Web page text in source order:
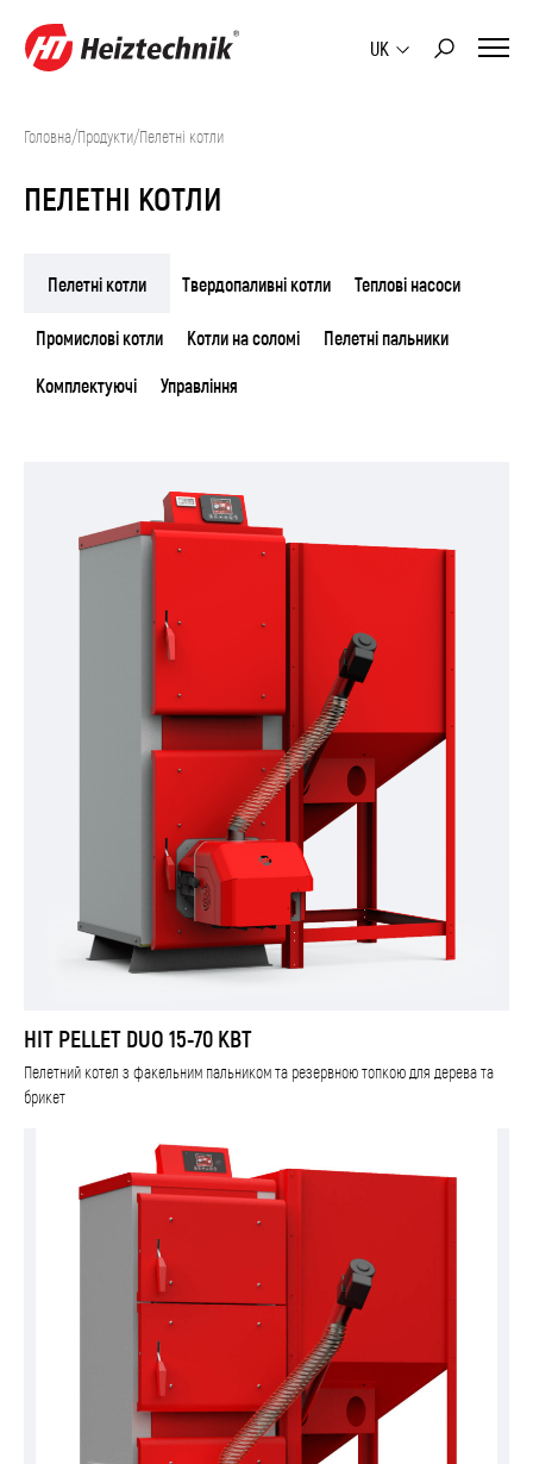
UK
Головна/Продукти/Пелетні котли
ПЕЛЕТНІ КОТЛИ
Пелетні котли Твердопаливні котли Тепловi насоси
Промислові котли Котли на соломі Пелетні пальники
Комплектуючі Управління
HIT PELLET DUO 15-70 КВТ
Пелетний котел з факельним пальником та резервною топкою для дерева та
брикет